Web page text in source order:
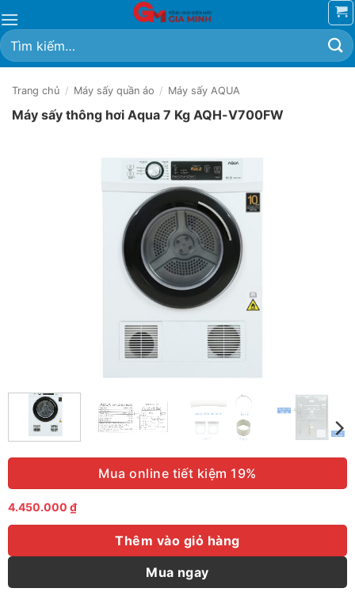
qua
nội
dung
Tìm
kiếm:
Trang chủ / Máy sấy quần áo / Máy sấy AQUA
Máy sấy thông hơi Aqua 7 Kg AQH-V700FW
Mua online tiết kiệm 19%
4.450.000 ₫
Thêm vào giỏ hàng
Mua ngay